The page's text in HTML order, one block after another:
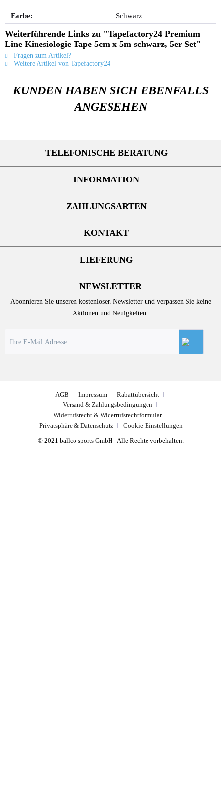
Farbe: Schwarz
Weiterführende Links zu "Tapefactory24 Premium
Line Kinesiologie Tape 5cm x 5m schwarz, 5er Set"
Fragen zum Artikel?
Weitere Artikel von Tapefactory24
KUNDEN HABEN SICH EBENFALLS
ANGESEHEN
TELEFONISCHE BERATUNG
INFORMATION
ZAHLUNGSARTEN
KONTAKT
LIEFERUNG
NEWSLETTER
Abonnieren Sie unseren kostenlosen Newsletter und verpassen Sie keine
Aktionen und Neuigkeiten!
© 2021 ballco sports GmbH - Alle Rechte vorbehalten.
AGB Impressum
Rabattübersicht
Versand & Zahlungsbedingungen
Widerrufsrecht & Widerrufsrechtformular
Privatsphäre & Datenschutz
Cookie-Einstellungen